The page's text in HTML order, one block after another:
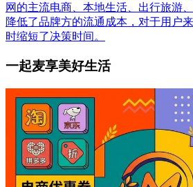
网的主流电商、本地生活、出行旅游
降低了品牌方的流通成本，对于用户
时缩短了决策时间。
一起麦享美好生活